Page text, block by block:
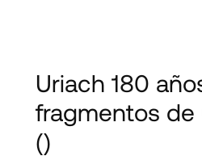
Uriach 180
fragmentos de
()